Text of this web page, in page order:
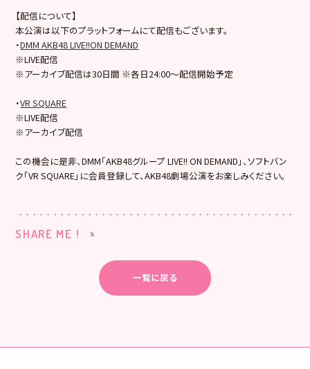
【配信について】
本公演は以下のプラットフォームにて配信もございます。
・DMM AKB48 LIVE!!ON DEMAND
※LIVE配信
※アーカイブ配信は30日間 ※各日24:00～配信開始予定
・VR SQUARE
※LIVE配信
※アーカイブ配信
この機会に是非、DMM「AKB48グループ LIVE!! ON DEMAND」、ソフトバン
ク「VR SQUARE」に会員登録して、AKB48劇場公演をお楽しみください。
SHARE ME !
一覧に戻る